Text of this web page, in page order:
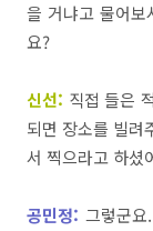
을 거냐고 물어보
요?
신선: 직접 들은
되면 장소를 빌려
서 찍으라고 하셨
공민정: 그렇군요.